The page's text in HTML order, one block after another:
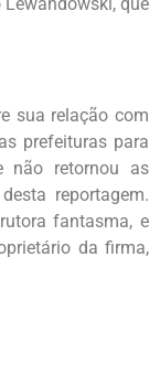
sua relação com
prefeituras para
não retornou as
reportagem.
fantasma, e
da firma,